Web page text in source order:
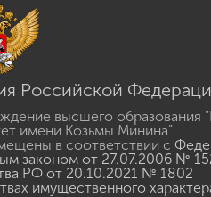
Российской
высшего образования
имени Козьмы Минина"
в соответствии с
законом от 27.07.2006 №
РФ от 20.10.2021 № 1802
имущественного